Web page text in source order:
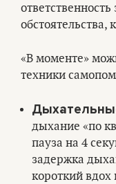
ответственность
«В моменте»
техники
дыхание «по
пауза на 4
задержка
короткий